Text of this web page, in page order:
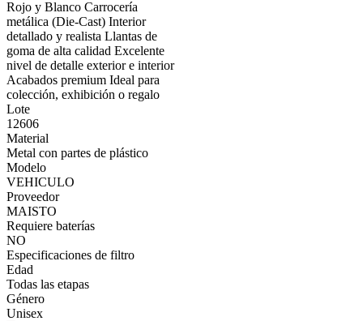
Rojo y Blanco Carrocería
metálica (Die-Cast) Interior
detallado y realista Llantas de
goma de alta calidad Excelente
nivel de detalle exterior e interior
Acabados premium Ideal para
colección, exhibición o regalo
Lote
12606
Material
Metal con partes de plástico
Modelo
VEHICULO
Proveedor
MAISTO
Requiere baterías
NO
Especificaciones de filtro
Edad
Todas las etapas
Género
Unisex